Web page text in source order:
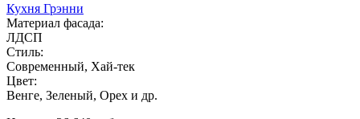
Кухня Грэнни
Материал фасада:
ЛДСП
Стиль:
Современный, Хай-тек
Цвет:
Венге, Зеленый, Орех и др.